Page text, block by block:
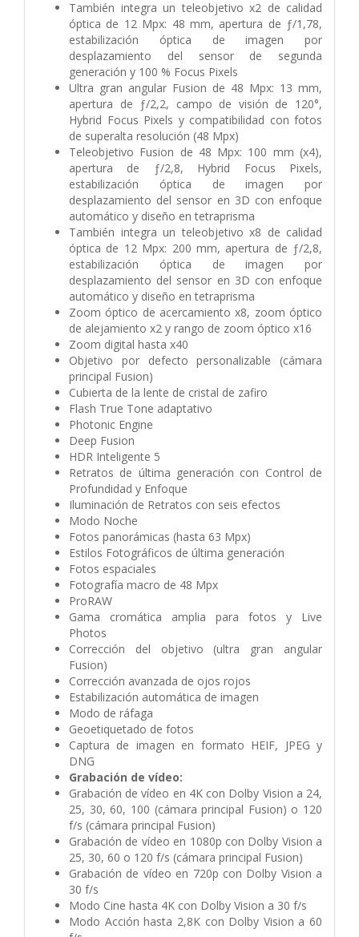
También integra un teleobjetivo x2 de calidad
óptica de 12 Mpx: 48 mm, apertura de ƒ/1,78,
estabilización óptica de imagen por
desplazamiento del sensor de segunda
generación y 100 % Focus Pixels
Ultra gran angular Fusion de 48 Mpx: 13 mm,
apertura de ƒ/2,2, campo de visión de 120°,
Hybrid Focus Pixels y compati­bilidad con fotos
de superalta resolución (48 Mpx)
Teleobjetivo Fusion de 48 Mpx: 100 mm (x4),
apertura de ƒ/2,8, Hybrid Focus Pixels,
estabilización óptica de imagen por
desplazamiento del sensor en 3D con enfoque
automático y diseño en tetraprisma
También integra un teleobjetivo x8 de calidad
óptica de 12 Mpx: 200 mm, apertura de ƒ/2,8,
estabilización óptica de imagen por
desplazamiento del sensor en 3D con enfoque
automático y diseño en tetraprisma
Zoom óptico de acercamiento x8, zoom óptico
de alejamiento x2 y rango de zoom óptico x16
Zoom digital hasta x40
Objetivo por defecto personalizable (cámara
principal Fusion)
Cubierta de la lente de cristal de zafiro
Flash True Tone adaptativo
Photonic Engine
Deep Fusion
HDR Inteligente 5
Retratos de última generación con Control de
Profundidad y Enfoque
Iluminación de Retratos con seis efectos
Modo Noche
Fotos panorámicas (hasta 63 Mpx)
Estilos Fotográficos de última generación
Fotos espaciales
Fotografía macro de 48 Mpx
ProRAW
Gama cromática amplia para fotos y Live
Photos
Corrección del objetivo (ultra gran angular
Fusion)
Corrección avanzada de ojos rojos
Estabili­zación automática de imagen
Modo de ráfaga
Geoetiquetado de fotos
Captura de imagen en formato HEIF, JPEG y
DNG
Grabación de vídeo:
Grabación de vídeo en 4K con Dolby Vision a 24,
25, 30, 60, 100 (cámara principal Fusion) o 120
f/s (cámara principal Fusion)
Grabación de vídeo en 1080p con Dolby Vision a
25, 30, 60 o 120 f/s (cámara principal Fusion)
Grabación de vídeo en 720p con Dolby Vision a
30 f/s
Modo Cine hasta 4K con Dolby Vision a 30 f/s
Modo Acción hasta 2,8K con Dolby Vision a 60